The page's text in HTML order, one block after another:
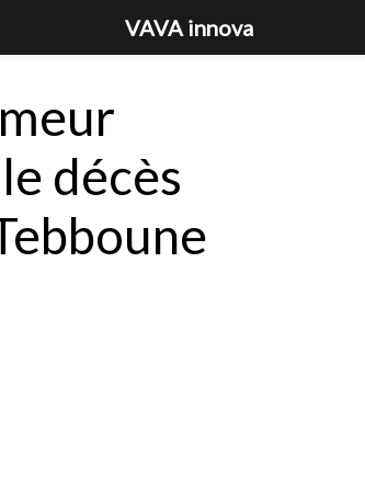
décès
VAVA innova